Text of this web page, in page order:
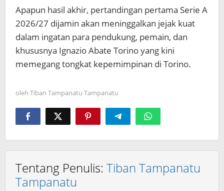
Apapun hasil akhir, pertandingan pertama Serie A
2026/27 dijamin akan meninggalkan jejak kuat
dalam ingatan para pendukung, pemain, dan
khususnya Ignazio Abate Torino yang kini
memegang tongkat kepemimpinan di Torino.
oleh Tiban Tampanatu Tampanatu
Tentang Penulis: Tiban Tampanatu
Tampanatu